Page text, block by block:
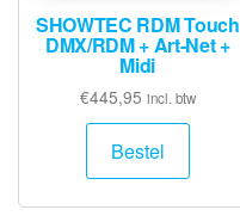
SHOWTEC RDM Touch
DMX/RDM + Art-Net +
Midi
€445,95 incl. btw
Bestel